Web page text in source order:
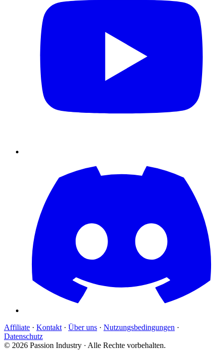
Affiliate · Kontakt · Über uns · Nutzungsbedingungen ·
Datenschutz
© 2026 Passion Industry · Alle Rechte vorbehalten.